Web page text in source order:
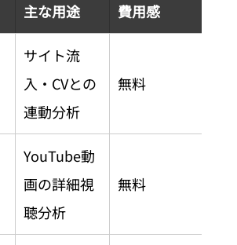
主な用途 費用感
サイト流
入・CVとの
連動分析
無料
YouTube動
画の詳細視
聴分析
無料